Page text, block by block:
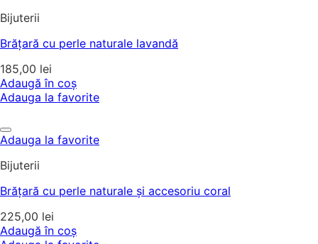
Bijuterii
Brățară cu perle naturale lavandă
185,00 lei
Adaugă în coș
Adauga la favorite
Adauga la favorite
Bijuterii
Brățară cu perle naturale și accesoriu coral
225,00 lei
Adaugă în coș